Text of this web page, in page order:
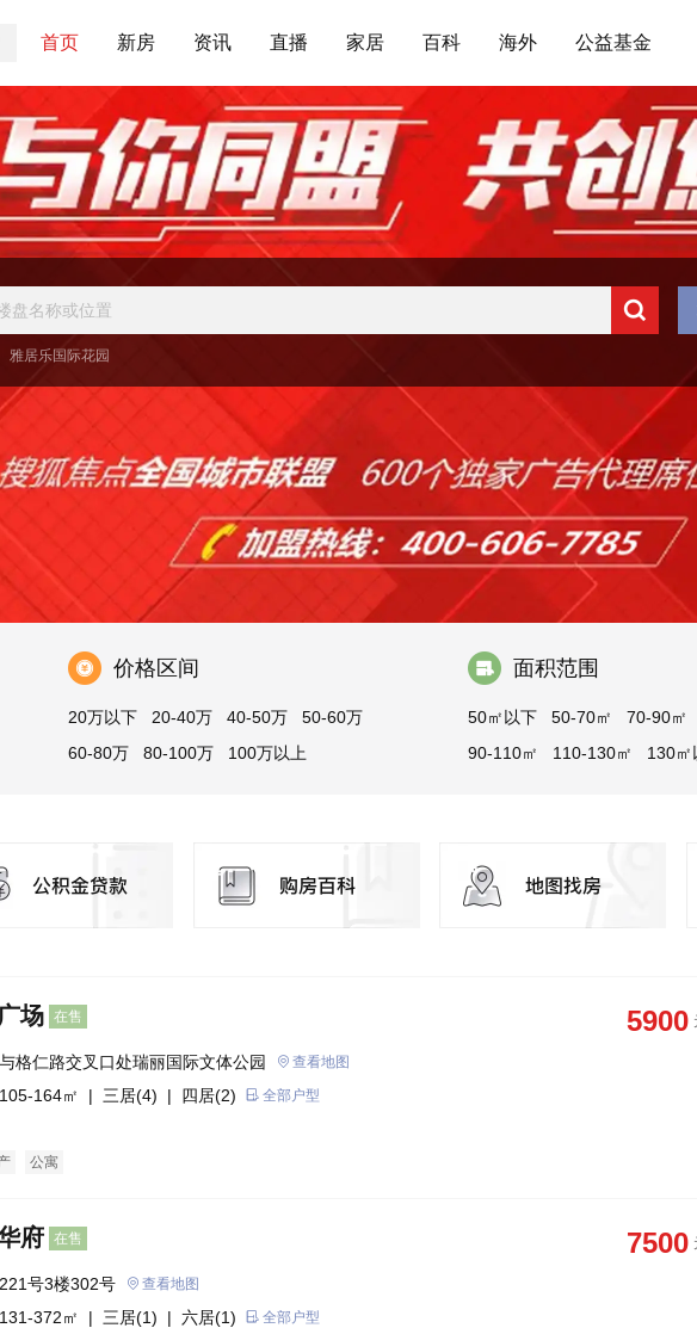
首页 新房 资讯 直播 家居 百科 海外 公益基金
雅居乐国际花园
价格区间
20万以下 20-40万 40-50万
50-60万
60-80万
80-100万 100万以上
面积范围
50㎡以下 50-70㎡
70-90㎡
90-110㎡
110-130㎡ 130㎡
场 在售 5900
格仁路交叉口处瑞丽国际文体公园 查看地图
164㎡ | 三居(4) | 四居(2) 全部户型
公寓
府 在售 7500
号3楼302号 查看地图
372㎡ | 三居(1) | 六居(1) 全部户型